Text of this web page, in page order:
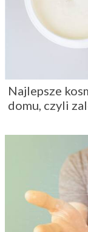
Najlepsze
domu, czyli